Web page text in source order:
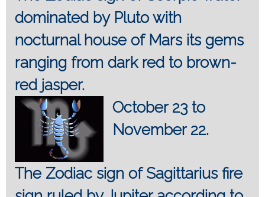
dominated by Pluto with
nocturnal house of Mars its gems
ranging from dark red to brown-
red jasper.
October 23 to
November 22.
The Zodiac sign of Sagittarius fire